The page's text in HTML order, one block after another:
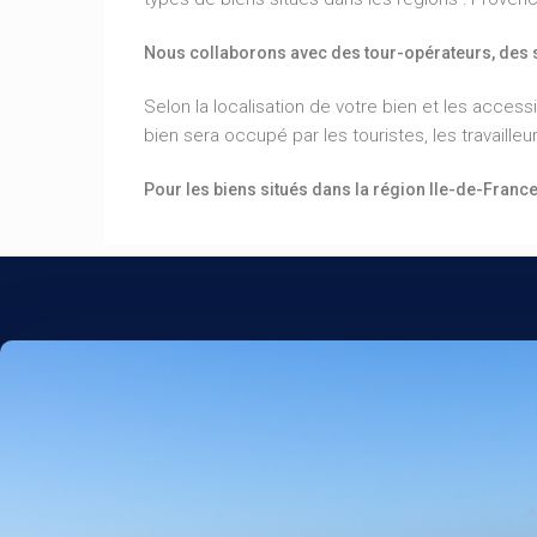
Nous collaborons avec des tour-opérateurs,
Selon la localisation de votre bien et les
bien sera occupé par les touristes, les
Pour les biens situés dans la région Ile-de-